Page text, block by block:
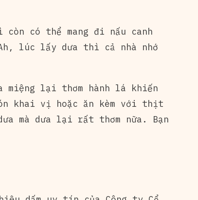
có thể mang đi nấu canh
lúc lấy dưa thì cả nhà nhớ
miệng lại thơm hành lá khiến
khai vị hoặc ăn kèm với thịt
mà dưa lại rất thơm nữa. Bạn